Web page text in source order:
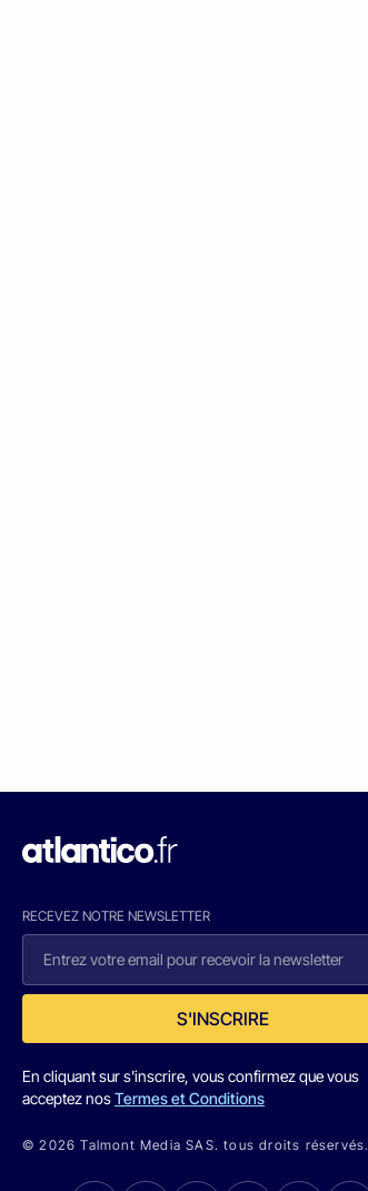
RECEVEZ NOTRE NEWSLETTER
S'INSCRIRE
En cliquant sur s'inscrire, vous confirmez que vous
acceptez nosTermes et Conditions
© 2026 Talmont Media SAS. tous droits réservés.